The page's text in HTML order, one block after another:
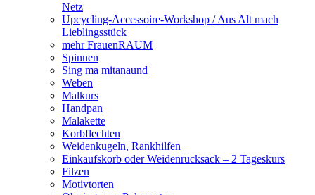
Netz
Upcycling-Accessoire-Workshop / Aus Alt mach
Lieblingsstück
mehr FrauenRAUM
Spinnen
Sing ma mitanaund
Weben
Malkurs
Handpan
Malakette
Korbflechten
Weidenkugeln, Rankhilfen
Einkaufskorb oder Weidenrucksack – 2 Tageskurs
Filzen
Motivtorten